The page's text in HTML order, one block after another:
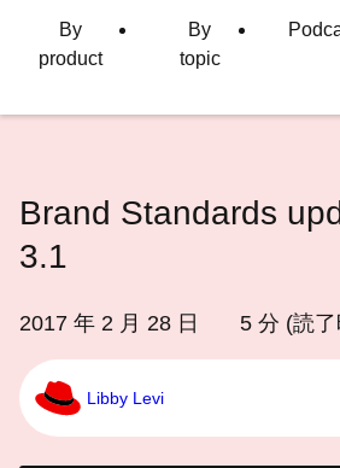
語
し
い
By
product
By
topic
Brand Standards
3.1
2017 年 2 月 28 日 5 分 (読
Libby Levi